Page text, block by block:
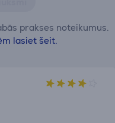
prakses noteikumus.
lasiet šeit.